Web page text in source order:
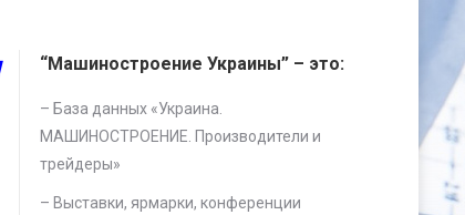
“Машиностроение Украины” – это:
– База данных «Украина.
МАШИНОСТРОЕНИЕ. Производители и
трейдеры»
– Выставки, ярмарки, конференции